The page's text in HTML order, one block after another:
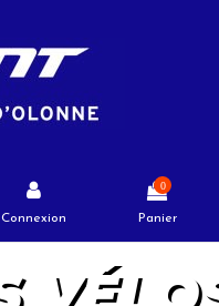
Connexion
0
Panier